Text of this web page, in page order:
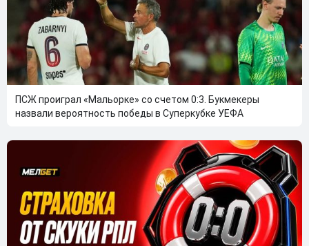
ПСЖ проиграл «Мальорке» со счетом 0:3. Букмекеры
назвали вероятность победы в Суперкубке УЕФА